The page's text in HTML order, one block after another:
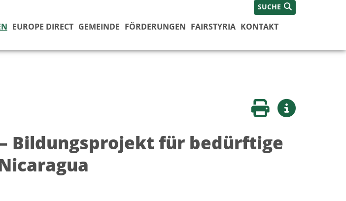
SUCHE
EUROPE DIRECT GEMEINDE FÖRDERUNGEN FAIRSTYRIA KONTAKT
Seite druckenWeitere Infos
Bildungsprojekt für bedürftige